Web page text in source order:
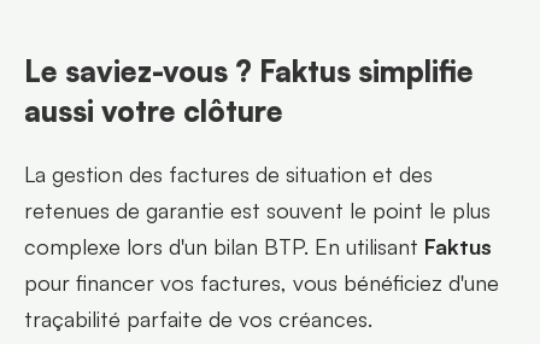
Le saviez-vous ? Faktus simplifie
aussi votre clôture
La gestion des factures de situation et des
retenues de garantie est souvent le point le plus
complexe lors d'un bilan BTP. En utilisant Faktus
pour financer vos factures, vous bénéficiez d'une
traçabilité parfaite de vos créances.